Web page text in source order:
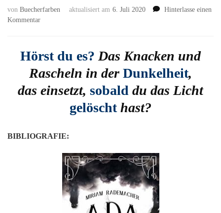
von Buecherfarben aktualisiert am 6. Juli 2020
Hinterlasse einen
Kommentarzu
vergessenen
Kreaturen
Miriam
Hörst du es? Das Knacken und
Rascheln in der Dunkelheit,
das einsetzt, sobald du das Licht
gelöschthast?
BIBLIOGRAFIE: